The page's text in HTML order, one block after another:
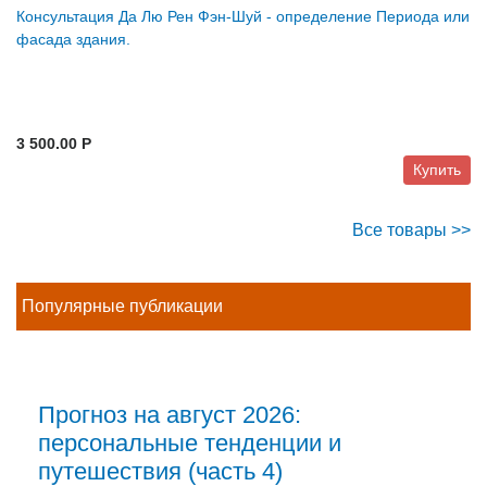
Консультация Да Лю Рен Фэн-Шуй - определение Периода или
фасада здания.
3 500.00 P
Купить
Все товары >>
Популярные публикации
Прогноз на август 2026:
персональные тенденции и
путешествия (часть 4)